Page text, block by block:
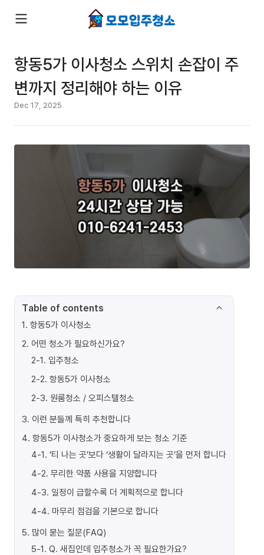
항동5가 이사청소 스위치 손잡이 주
변까지 정리해야 하는 이유
Dec 17, 2025
Table of contents
1. 항동5가 이사청소
2. 어떤 청소가 필요하신가요?
2-1. 입주청소
2-2. 항동5가 이사청소
2-3. 원룸청소 / 오피스텔청소
3. 이런 분들께 특히 추천합니다
4. 항동5가 이사청소가 중요하게 보는 청소 기준
4-1. ‘티 나는 곳’보다 ‘생활이 달라지는 곳’을 먼저 합니다
4-2. 무리한 약품 사용을 지양합니다
4-3. 일정이 급할수록 더 계획적으로 합니다
4-4. 마무리 점검을 기본으로 합니다
5. 많이 묻는 질문(FAQ)
5-1. Q. 새집인데 입주청소가 꼭 필요한가요?